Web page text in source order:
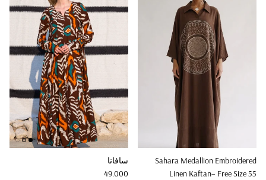
Sahara Medallion Embroidered
Linen Kaftan– Free Size 55
سافانا
Regular price
49.000